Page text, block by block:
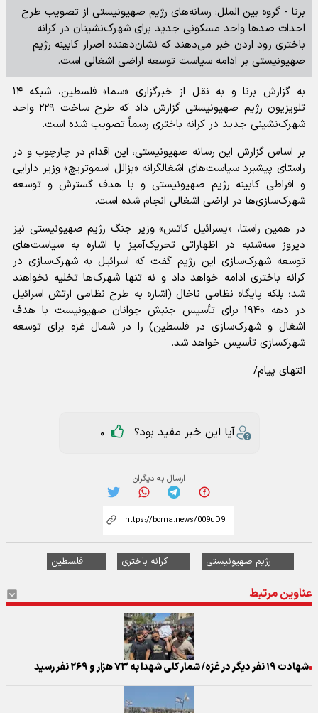
برنا - گروه بین الملل: رسانه‌های رژیم صهیونیستی از تصویب طرح
احداث صد‌ها واحد مسکونی جدید برای شهرک‌نشینان در کرانه
باختری رود اردن خبر می‌دهند که نشان‌دهنده اصرار کابینه رژیم
صهیونیستی بر ادامه سیاست توسعه اراضی اشغالی است.
به گزارش برنا و به نقل از خبرگزاری «سما» فلسطین، شبکه ۱۴
تلویزیون رژیم صهیونیستی گزارش داد که طرح ساخت ۲۲۹ واحد
شهرک‌نشینی جدید در کرانه باختری رسماً تصویب شده است.
بر اساس گزارش این رسانه صهیونیستی، این اقدام در چارچوب و در
راستای پیشبرد سیاست‌های اشغالگرانه «بزالل اسموتریچ» وزیر دارایی
و افراطی کابینه رژیم صهیونیستی و با هدف گسترش و توسعه
شهرک‌سازی‌ها در اراضی اشغالی انجام شده است.
در همین راستا، «یسرائیل کاتس» وزیر جنگ رژیم صهیونیستی نیز
دیروز سه‌شنبه در اظهاراتی تحریک‌آمیز با اشاره به سیاست‌های
توسعه شهرک‌سازی این رژیم گفت که اسرائیل به شهرک‌سازی در
کرانه باختری ادامه خواهد داد و نه تنها شهرک‌ها تخلیه نخواهند
شد؛ بلکه پایگاه نظامی ناخال (اشاره به طرح نظامی ارتش اسرائیل
در دهه ۱۹۴۰ برای تأسیس جنبش جوانان صهیونیست با هدف
اشغال و شهرک‌سازی در فلسطین) را در شمال غزه برای توسعه
شهرکسازی تأسیس خواهد شد.
انتهای پیام/
آیا این خبر مفید بود؟ 0
ارسال به دیگران
رژیم صهیونیستی کرانه باختری فلسطین
عناوین مرتبط
شهادت ۱۹ نفر دیگر در غزه/ شمار کلی شهدا به ۷۳ هزار و ۲۶۹ نفر رسید